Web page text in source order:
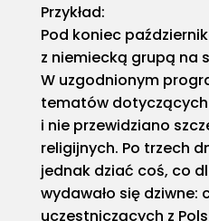
Przykład:
Pod koniec
z niemiecką grupą na
W uzgodnionym
tematów
i nie przewidziano
religijnych. Po trzech
jednak dziać coś, co
wydawało się dziwne:
uczestniczących z